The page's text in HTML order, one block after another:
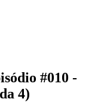
#010 -
4)